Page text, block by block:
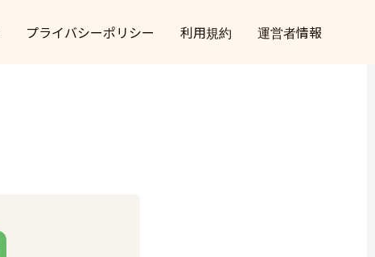
プライバシーポリシー 利用規約 運営者情報